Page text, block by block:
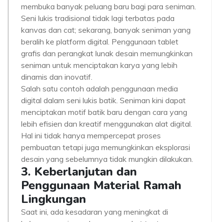
membuka banyak peluang baru bagi para seniman.
Seni lukis tradisional tidak lagi terbatas pada
kanvas dan cat; sekarang, banyak seniman yang
beralih ke platform digital. Penggunaan tablet
grafis dan perangkat lunak desain memungkinkan
seniman untuk menciptakan karya yang lebih
dinamis dan inovatif.
Salah satu contoh adalah penggunaan media
digital dalam seni lukis batik. Seniman kini dapat
menciptakan motif batik baru dengan cara yang
lebih efisien dan kreatif menggunakan alat digital.
Hal ini tidak hanya mempercepat proses
pembuatan tetapi juga memungkinkan eksplorasi
desain yang sebelumnya tidak mungkin dilakukan.
3. Keberlanjutan dan
Penggunaan Material Ramah
Lingkungan
Saat ini, ada kesadaran yang meningkat di